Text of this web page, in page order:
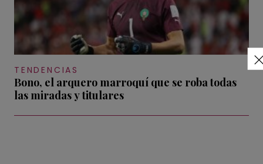
TENDENCIAS
Bono, el arquero marroquí que se roba todas
las miradas y titulares